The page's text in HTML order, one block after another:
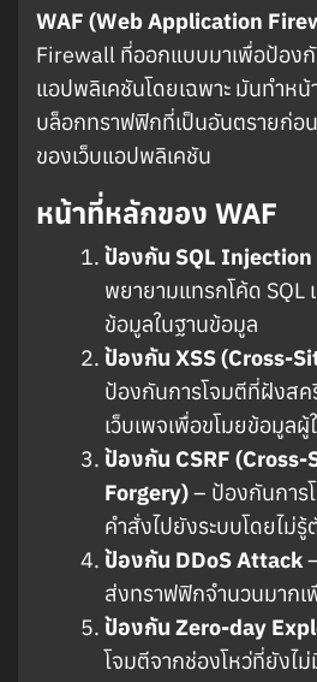
WAF (Web Application
Firewall ที่ออกแบบมาเพื่อป้องกั
แอปพลิเคชันโดยเฉพาะ มันทำห
บล็อกทราฟฟิกที่เป็นอันตรายก่อน
ของเว็บแอปพลิเคชัน
หน้าที่หลักของ WAF
ป้องกัน SQL Injection
พยายามแทรกโค้ด SQL
ข้อมูลในฐานข้อมูล
ป้องกัน XSS (Cross-
ป้องกันการโจมตีที่ฝังสค
เว็บเพจเพื่อขโมยข้อมูลผู้
ป้องกัน CSRF
Forgery)– ป้องกันการ
คำสั่งไปยังระบบโดยไม่รู้
ป้องกัน DDoS Attack
ส่งทราฟฟิกจำนวนมากเ
ป้องกัน Zero-day
โจมตีจากช่องโหว่ที่ยังไ